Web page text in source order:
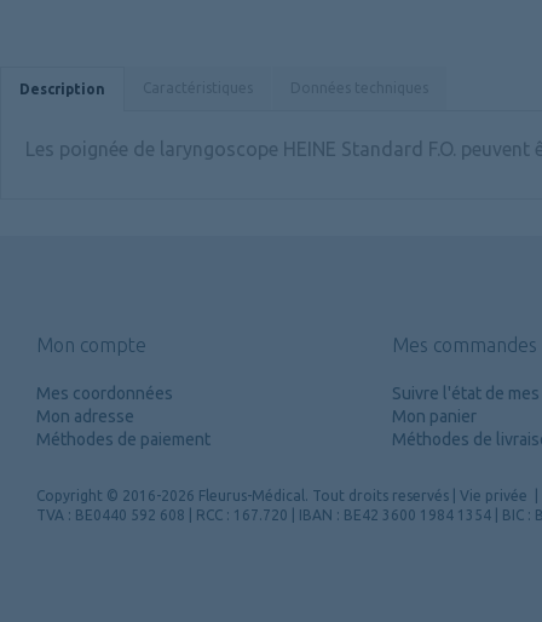
Description
Les poignée de laryngoscope HEINE Standard F.O.
Mon compte
Mes coordonnées
Mon adresse
Méthodes de paiement
Mes commandes
Suivre l'état de
Mon panier
Méthodes de
Copyright © 2016-2026 Fleurus-Médical. Tout droits reservés Vie privée
TVA : BE0440 592 608 | RCC : 167.720 | IBAN : BE42 3600 1984 1354 | BIC :